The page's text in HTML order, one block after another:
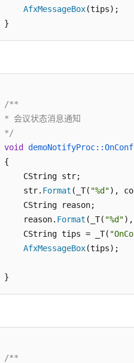
        {
if (temp.size
strncpy_s
                realCount++;
            }
        }
//调用SDK接口，创建
        ret = hwmsdkagent::
AfxMessageBox(tips);
/**
* 会议状态消息通知
*/
void
{
    CString str;
    str.
Format (_T( "%d"),
    CString reason;
    reason.
Format (_T( "%d"),
    CString tips = _T(
AfxMessageBox(tips);
/**